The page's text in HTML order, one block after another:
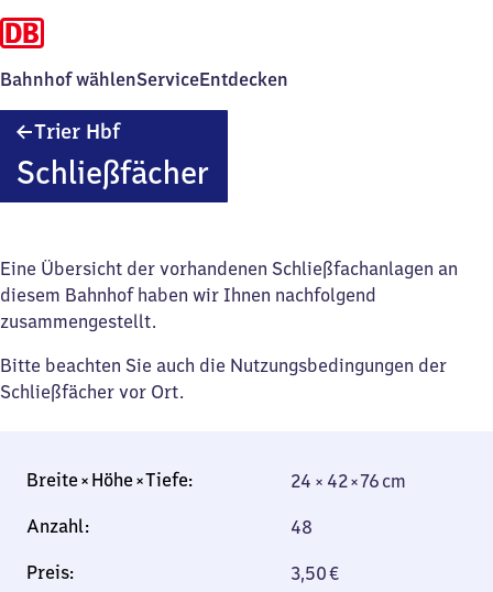
Bahnhof wählenServiceEntdecken
Trier HbfTrier
Schließfächer
Eine Übersicht der vorhandenen Schließfachanlagen an
diesem Bahnhof haben wir Ihnen nachfolgend
zusammengestellt.
Bitte beachten Sie auch die Nutzungsbedingungen der
Schließfächer vor Ort.
24 × 42 × 76 cm
48
3,50€